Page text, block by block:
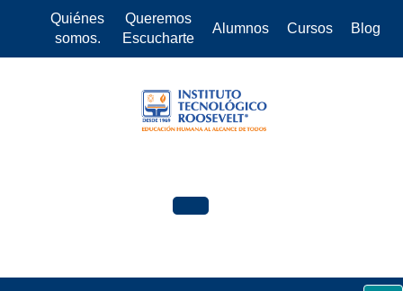
Quiénes
somos.
Queremos
Escucharte
Alumnos Cursos Blog